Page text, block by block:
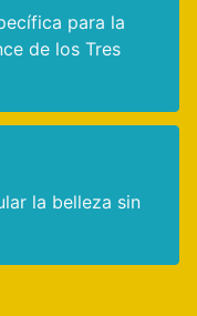
para la
de los Tres
la belleza sin